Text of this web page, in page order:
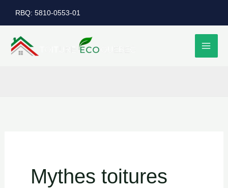
au
contenu
RBQ: 5810-0553-01
Mythes toitures